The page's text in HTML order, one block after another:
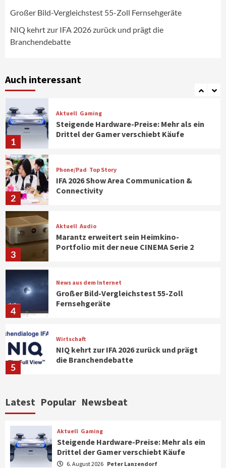
Großer Bild-Vergleichstest 55-Zoll Fernsehgeräte
NIQ kehrt zur IFA 2026 zurück und prägt die
Branchendebatte
Auch interessant
6
CHERRY baut Vertriebsteam in
7
Klimageräte und Ventilatoren
1
Aktuell Gaming
Steigende Hardware-Preise: Mehr als ein
Drittel der Gamer verschiebt Käufe
2
Phone/Pad Top Story
IFA 2026 Show Area Communication &
Connectivity
3
Aktuell Audio
Marantz erweitert sein Heimkino-
Portfolio mit der neue CINEMA Serie 2
4
News aus dem Internet
Großer Bild-Vergleichstest 55-Zoll
Fernsehgeräte
5
Wirtschaft
NIQ kehrt zur IFA 2026 zurück und prägt
die Branchendebatte
6
CHERRY baut Vertriebsteam in
Smart Living Top Story
Verbraucher setzen immer mehr auf
Latest Popular Newsbeat
Aktuell Gaming
Steigende Hardware-Preise: Mehr als ein
Drittel der Gamer verschiebt Käufe
6. August 2026 Peter Lanzendorf